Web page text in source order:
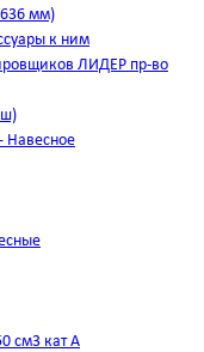
мм)
к ним
ЛИДЕР пр-во
см3 кат А